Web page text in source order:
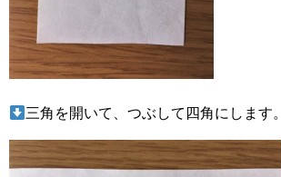
三角を開いて、つぶして四角にします。